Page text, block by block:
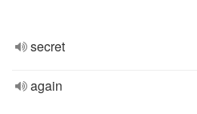
secret
again